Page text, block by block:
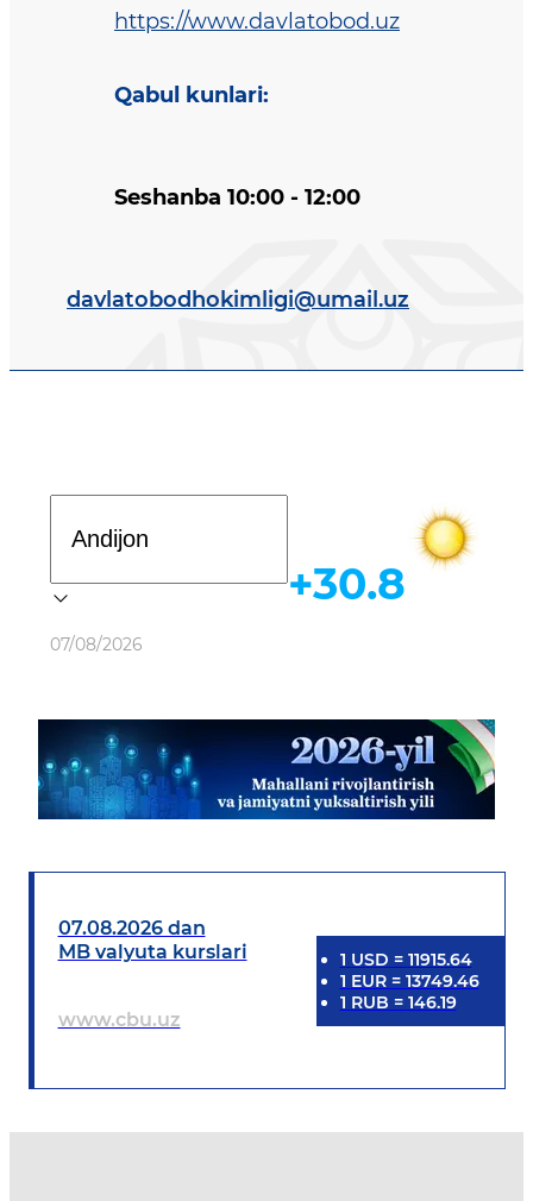
https://www.davlatobod.uz
Qabul kunlari:
Seshanba 10:00 - 12:00
davlatobodhokimligi@umail.uz
Ob-havo
07/08/2026
+30.8
07.08.2026 dan
MB valyuta kurslari
www.cbu.uz
1 USD = 11915.64
1 EUR= 13749.46
1 RUB = 146.19